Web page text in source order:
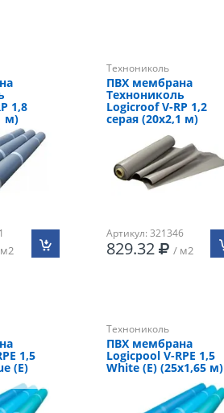
1,8
м)
Технониколь
ПВХ мембрана
Технониколь
Logicroof V-RP 1,2
серая (20х2,1 м)
Артикул: 321346
829.32 / м2
1,5
(Е)
Технониколь
ПВХ мембрана
Logicpool V-RPE 1,5
White (Е) (25х1,65 м)